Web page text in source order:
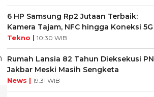
6 HP Samsung Rp2 Jutaan Terbaik:
Kamera Tajam, NFC hingga Koneksi 5G
Tekno | 10:30 WIB
Rumah Lansia 82 Tahun Dieksekusi PN
Jakbar Meski Masih Sengketa
News | 19:31 WIB